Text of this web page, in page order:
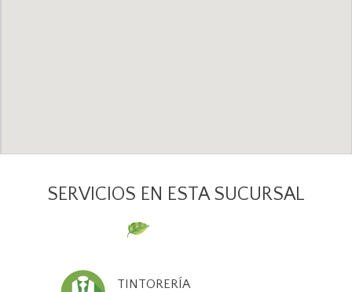
SERVICIOS EN ESTA SUCURSAL
TINTORERÍA